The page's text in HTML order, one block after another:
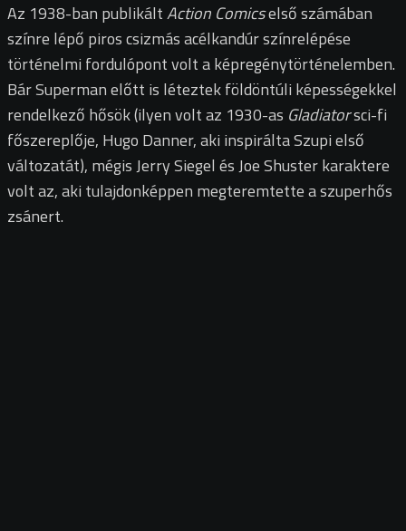
Az 1938-ban publikáltAction Comicselső számában
színre lépő piros csizmás acélkandúr színrelépése
történelmi fordulópont volt a képregénytörténelemben.
Bár Superman előtt is léteztek földöntúli képességekkel
rendelkező hősök (ilyen volt az 1930-as Gladiatorsci-fi
főszereplője, Hugo Danner, aki inspirálta Szupi első
változatát), mégis Jerry Siegel és Joe Shuster karaktere
volt az, aki tulajdonképpen megteremtette a szuperhős
zsánert.